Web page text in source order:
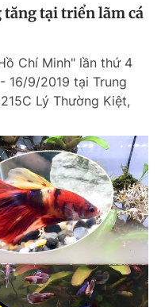
tăng tại triển lãm cá
Chí Minh" lần thứ 4
16/9/2019 tại Trung
Lý Thường Kiệt,